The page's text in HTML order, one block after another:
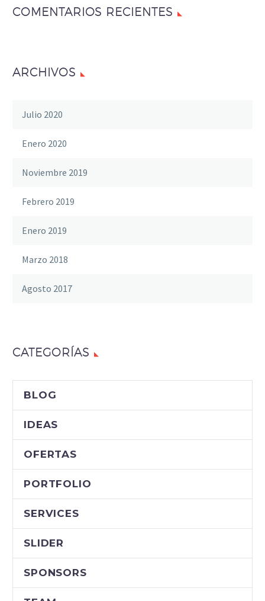
COMENTARIOS RECIENTES
ARCHIVOS
Julio 2020
Enero 2020
Noviembre 2019
Febrero 2019
Enero 2019
Marzo 2018
Agosto 2017
CATEGORÍAS
BLOG
IDEAS
OFERTAS
PORTFOLIO
SERVICES
SLIDER
SPONSORS